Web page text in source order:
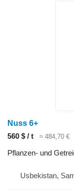
Nuss 6+
560 $ / t
≈ 484,70 €
Pflanzen- und
Usbekistan,